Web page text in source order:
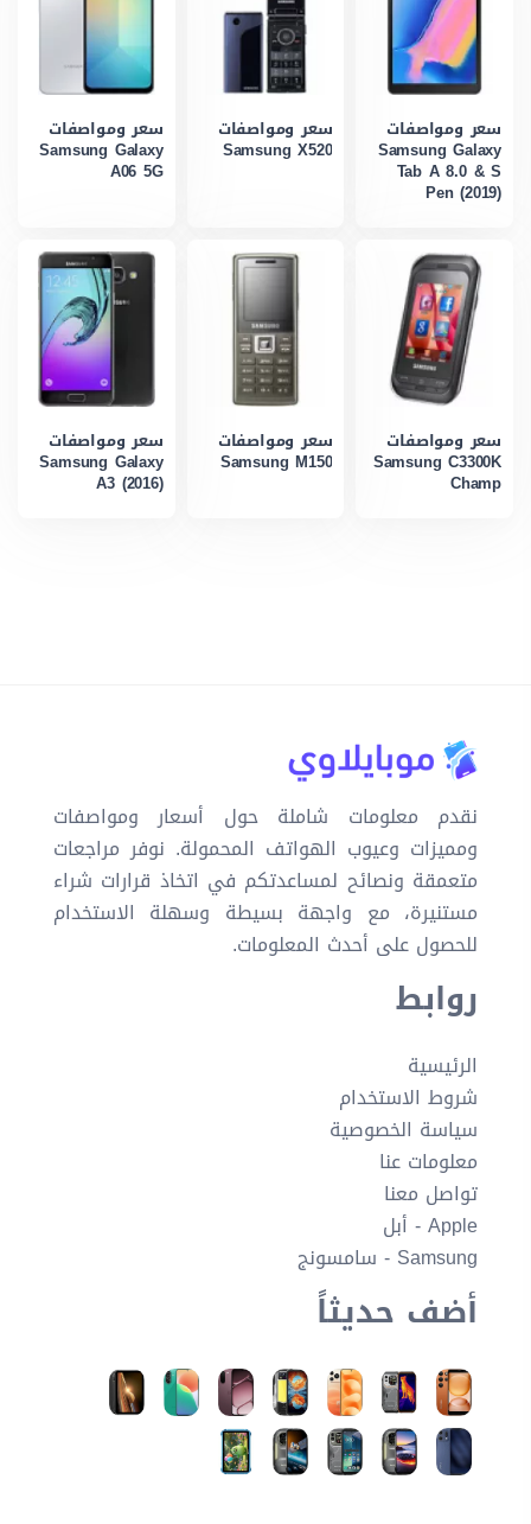
سعر ومواصفات
Samsung Galaxy
Tab A 8.0 & S
Pen (2019)
سعر ومواصفات
Samsung X520
سعر ومواصفات
Samsung Galaxy
A06 5G
سعر ومواصفات
Samsung C3300K
Champ
سعر ومواصفات
Samsung M150
سعر ومواصفات
Samsung Galaxy
A3 (2016)
نقدم معلومات شاملة حول أسعار ومواصفات
ومميزات وعيوب الهواتف المحمولة. نوفر مراجعات
متعمقة ونصائح لمساعدتكم في اتخاذ قرارات شراء
مستنيرة، مع واجهة بسيطة وسهلة الاستخدام
للحصول على أحدث المعلومات.
روابط
الرئيسية
شروط الاستخدام
سياسة الخصوصية
معلومات عنا
تواصل معنا
Apple - أبل
Samsung - سامسونج
أضف حديثاً